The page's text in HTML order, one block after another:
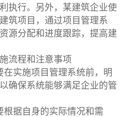
执行。另外，某建筑企业使
筑项目，通过项目管理系
源分配和进度跟踪，提高建
流程和注意事项
在实施项目管理系统前，明
确保系统能够满足企业的管
根据自身的实际情况和需